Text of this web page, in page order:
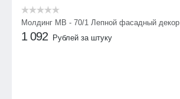
Молдинг МВ - 70/1 Лепной фасадный декор
1 092 Рублей за штуку